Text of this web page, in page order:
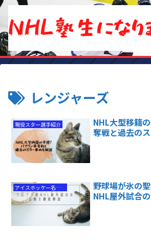
レンジャーズ
現役スター選手紹介
NHL大型移籍
奪戦と過去の
アイスホッケー名勝負
野球場が氷の
NHL屋外試合